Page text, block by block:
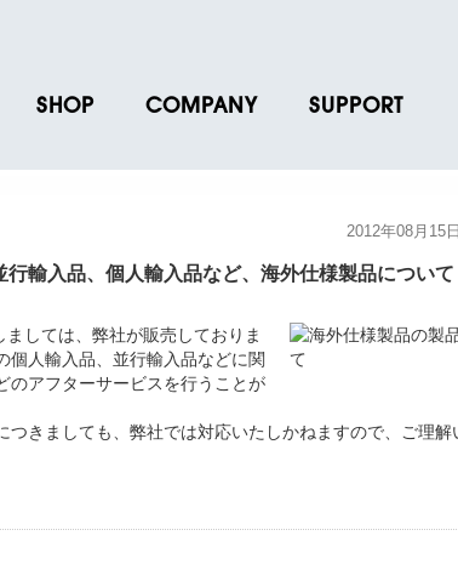
SHOP COMPANY
社会貢献活動
SUPPORT
各種お問い合わせ
よくあるご質問（企業
2012年08月15
輸入品、個人輸入品など、海外仕様製品について
しては、弊社が販売しておりま
個人輸入品、並行輸入品などに関
のアフターサービスを行うことが
きましても、弊社では対応いたしかねますので、ご理